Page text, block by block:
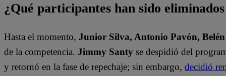
¿Qué participantes han sido
Hasta el momento, Junior Silva, Antonio Pavón, Belén
de la competencia. Jimmy Santy se despidió del
y retornó en la fase de repechaje; sin embargo, decidió